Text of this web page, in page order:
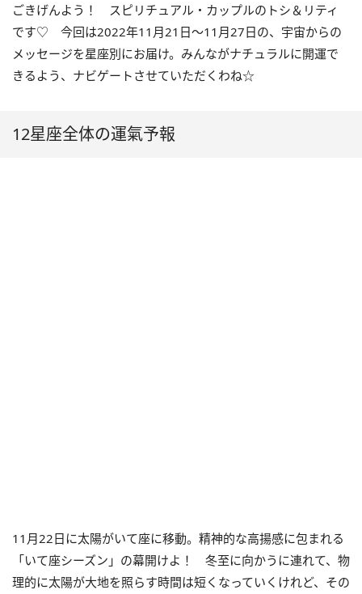
ごきげんよう！ スピリチュアル・カップルのトシ＆リティ
です♡ 今回は2022年11月21日〜11月27日の、宇宙からの
メッセージを星座別にお届け。みんながナチュラルに開運で
きるよう、ナビゲートさせていただくわね☆
12星座全体の運氣予報
11月22日に太陽がいて座に移動。精神的な高揚感に包まれる
「いて座シーズン」の幕開けよ！ 冬至に向かうに連れて、物
理的に太陽が大地を照らす時間は短くなっていくけれど、その